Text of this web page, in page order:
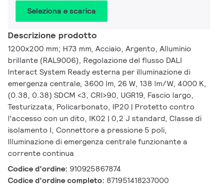
Seleziona e scarica
Descrizione prodotto
1200x200 mm; H73 mm, Acciaio, Argento, Alluminio
brillante (RAL9006), Regolazione del flusso DALI
Interact System Ready esterna per illuminazione di
emergenza centrale, 3600 lm, 26 W, 138 lm/W, 4000 K,
(0.38, 0.38) SDCM <3, CRI>90, UGR19, Fascio largo,
Testurizzata, Policarbonato, IP20 | Protetto contro
l'accesso con un dito, IK02 | 0,2 J standard, Classe di
isolamento I, Connettore a pressione 5 poli,
Illuminazione di emergenza centrale funzionante a
corrente continua
Codice d'ordine: 910925867874
Codice d'ordine completo: 871951418237000